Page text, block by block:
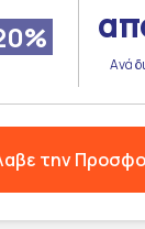
Ανά
την